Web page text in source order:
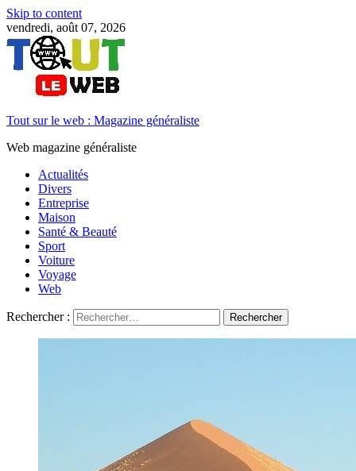
Skip to content
vendredi, août 07, 2026
Tout sur le web : Magazine généraliste
Web magazine généraliste
Actualités
Divers
Entreprise
Maison
Santé & Beauté
Sport
Voiture
Voyage
Web
Rechercher :